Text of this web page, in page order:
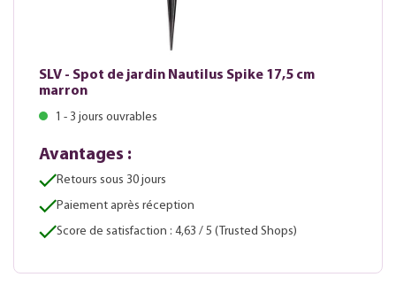
SLV - Spot de jardin Nautilus Spike 17,5 cm
marron
1 - 3 jours ouvrables
Avantages :
Retours sous 30 jours
Paiement après réception
Score de satisfaction : 4,63 / 5 (Trusted Shops)